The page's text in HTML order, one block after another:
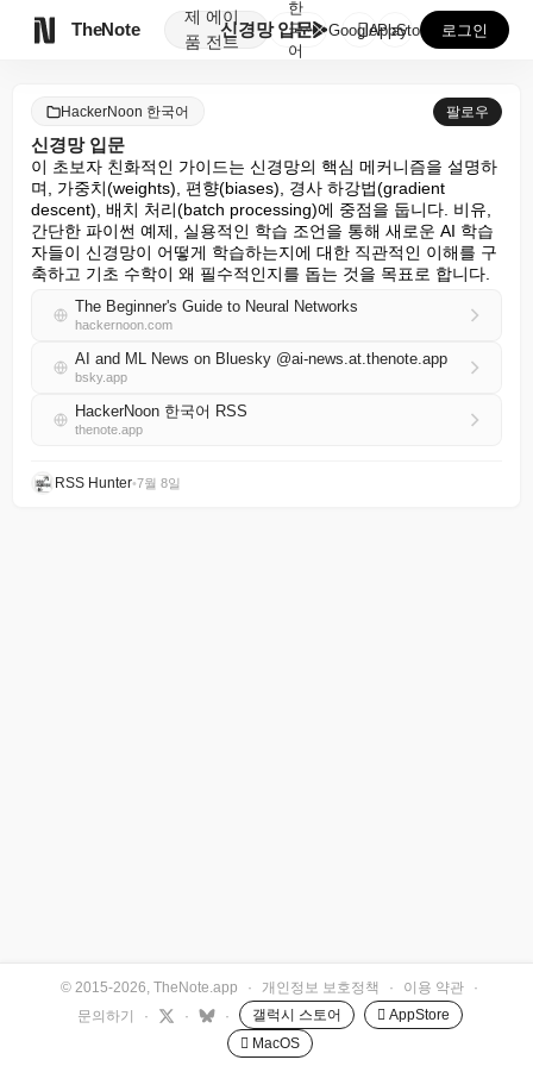
TheNote
제
품
에이
전트
신경망 입문
한
국
어
GooglePlay
AppStore 로그인
HackerNoon 한국어 팔로우
신경망 입문
이 초보자 친화적인 가이드는 신경망의 핵심 메커니즘을 설명하
며, 가중치(weights), 편향(biases), 경사 하강법(gradient
descent), 배치 처리(batch processing)에 중점을 둡니다. 비유,
간단한 파이썬 예제, 실용적인 학습 조언을 통해 새로운 AI 학습
자들이 신경망이 어떻게 학습하는지에 대한 직관적인 이해를 구
축하고 기초 수학이 왜 필수적인지를 돕는 것을 목표로 합니다.
The Beginner's Guide to Neural Networks
hackernoon.com
AI and ML News on Bluesky @ai-news.at.thenote.app
bsky.app
HackerNoon 한국어 RSS
thenote.app
RSS Hunter•7월 8일
© 2015-2026, TheNote.app · 개인정보 보호정책 · 이용 약관
·
문의하기
· · · 갤럭시 스토어
 AppStore
 MacOS